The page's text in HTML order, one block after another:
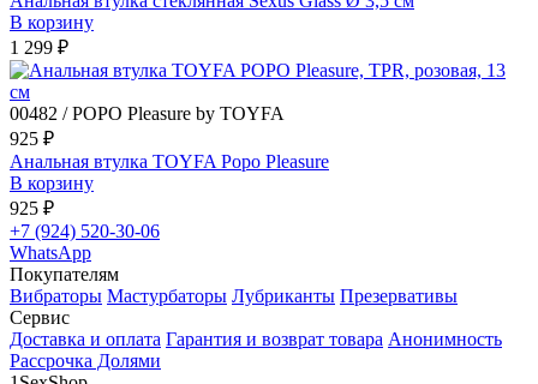
В корзину
1 299 ₽
00482 / POPO Pleasure by TOYFA
925 ₽
Анальная втулка TOYFA Popo Pleasure
В корзину
925 ₽
+7 (924) 520-30-06
WhatsApp
Покупателям
Вибраторы Мастурбаторы Лубриканты Презервативы
Сервис
Доставка и оплата Гарантия и возврат товара Анонимность
Рассрочка Долями